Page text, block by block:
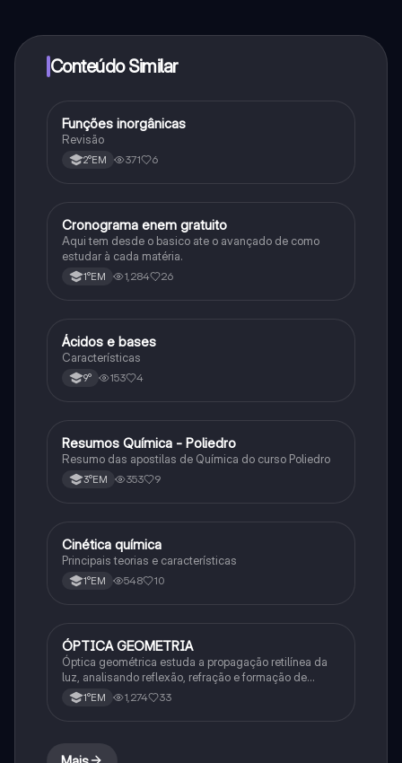
Conteúdo Similar
Química
Funções inorgânicas
Revisão
2°EM 371 6
Português
Cronograma enem gratuito
Aqui tem desde o basico ate o avançado de como
estudar à cada matéria.
1°EM 1,284 26
Química
Ácidos e bases
Características
9° 153 4
Química
Resumos Química - Poliedro
Resumo das apostilas de Química do curso Poliedro
3°EM 353 9
Química
Cinética química
Principais teorias e características
1°EM 548 10
Química
ÓPTICA GEOMETRIA
Óptica geométrica estuda a propagação retilínea da
luz, analisando reflexão, refração e formação de
imagens em espelhos e lentes. Usa princípios como
os de Snell-Descartes e Fermat.
1°EM 1,274 33